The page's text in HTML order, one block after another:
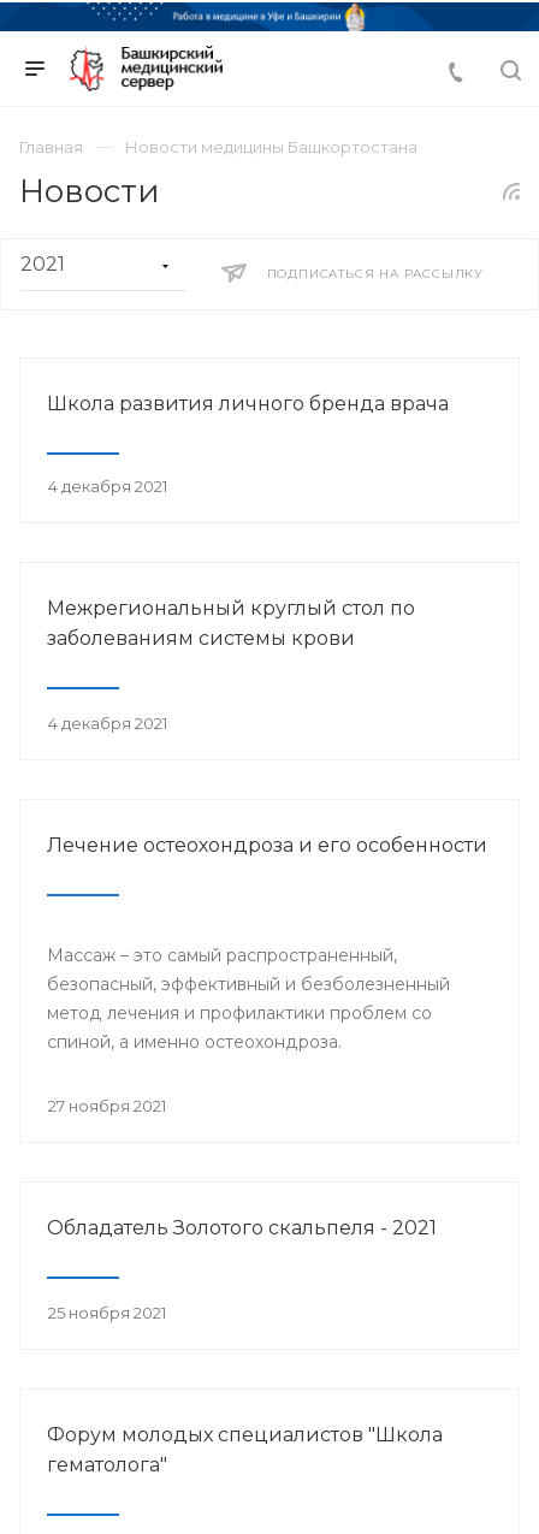
Главная Новости медицины Башкортостана
Новости
ПОДПИСАТЬСЯ НА РАССЫЛКУ
Школа развития личного бренда врача
4 декабря 2021
Межрегиональный круглый стол по
заболеваниям системы крови
4 декабря 2021
Лечение остеохондроза и его особенности
Массаж – это самый распространенный,
безопасный, эффективный и безболезненный
метод лечения и профилактики проблем со
спиной, а именно остеохондроза.
27 ноября 2021
Обладатель Золотого скальпеля - 2021
25 ноября 2021
Форум молодых специалистов "Школа
гематолога"